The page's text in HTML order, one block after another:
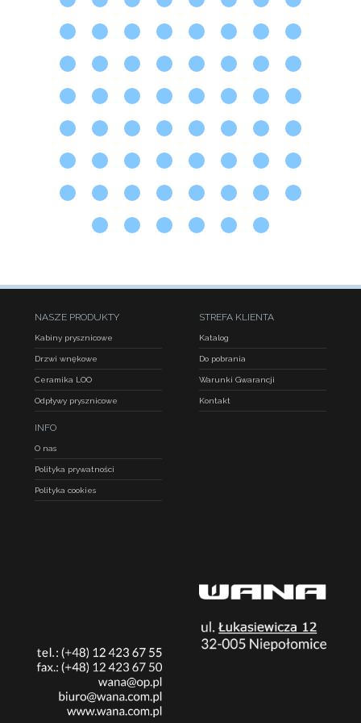
NASZE PRODUKTY
Kabiny prysznicowe
Drzwi wnękowe
Ceramika LOO
Odpływy prysznicowe
STREFA KLIENTA
Katalog
Do pobrania
Warunki Gwarancji
Kontakt
INFO
O nas
Polityka prywatności
Polityka cookies